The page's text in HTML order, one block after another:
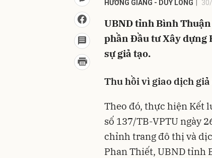
HƯƠNG GIANG - DUY LONG
UBND tỉnh Bình
phần Đầu tư Xây dựng
sự giả tạo.
Thu hồi vì giao dịch
Theo đó, thực hiện Kết
số 137/TB-VPTU ngày
chỉnh trang đô thị và
Phan Thiết, UBND tỉnh